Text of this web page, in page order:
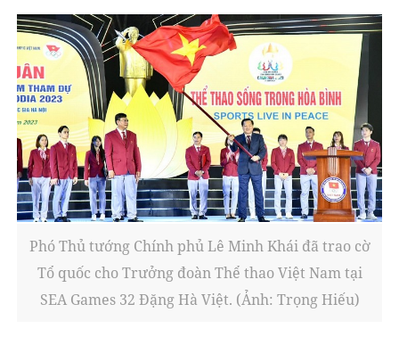
Phó Thủ tướng Chính phủ Lê Minh Khái đã trao cờ
Tổ quốc cho Trưởng đoàn Thể thao Việt Nam tại
SEA Games 32 Đặng Hà Việt. (Ảnh: Trọng Hiếu)